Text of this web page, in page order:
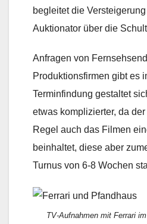
begleitet die
Auktionator über die
Anfragen von
Produktionsfirmen gibt es
Terminfindung gestaltet
etwas komplizierter, da
Regel auch das Filmen
beinhaltet, diese aber
Turnus von 6-8 Wochen
TV-Aufnahmen mit Ferrari